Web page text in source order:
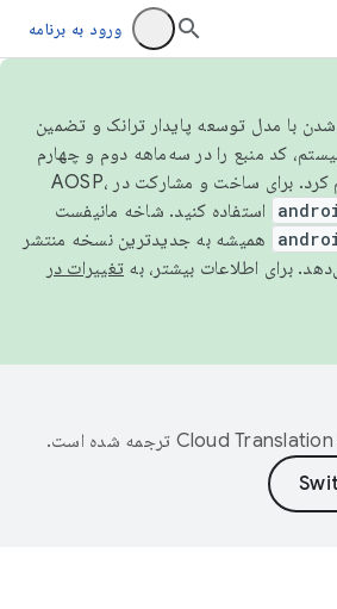
ورود به برنامه
همسو شدن با مدل توسعه پایدار ترانک و تضمین
کد منبع را در سه‌ماهه دوم و چهارم
استفاده کنید. شاخه مانیفست
همیشه به جدیدترین نسخه منتشر
تغییرات در
ترجمه شده است.